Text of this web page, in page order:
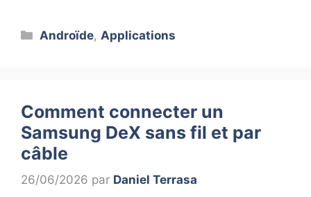
Catégories
Androïde, Applications
Comment connecter un
Samsung DeX sans fil et par
câble
26/06/2026 par Daniel Terrasa